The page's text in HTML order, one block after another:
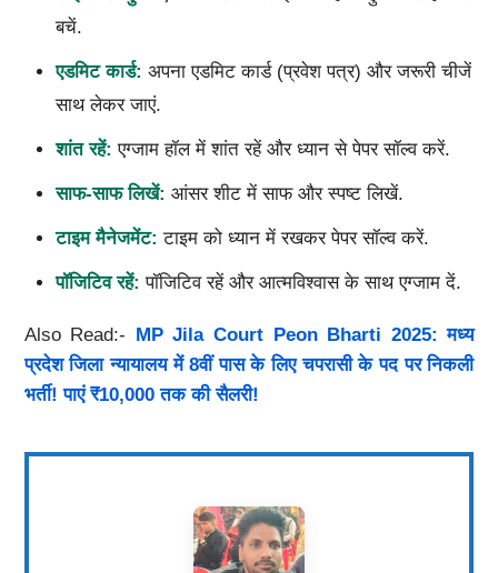
बचें.
एडमिट कार्ड: अपना एडमिट कार्ड (प्रवेश पत्र) और जरूरी चीजें
साथ लेकर जाएं.
शांत रहें: एग्जाम हॉल में शांत रहें और ध्यान से पेपर सॉल्व करें.
साफ-साफ लिखें: आंसर शीट में साफ और स्पष्ट लिखें.
टाइम मैनेजमेंट: टाइम को ध्यान में रखकर पेपर सॉल्व करें.
पॉजिटिव रहें: पॉजिटिव रहें और आत्मविश्वास के साथ एग्जाम दें.
Also Read:- MP Jila Court Peon Bharti 2025: मध्य
प्रदेश जिला न्यायालय में 8वीं पास के लिए चपरासी के पद पर निकली
भर्ती! पाएं ₹10,000 तक की सैलरी!